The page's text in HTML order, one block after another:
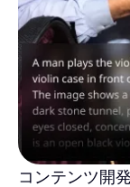
コンテンツ開発